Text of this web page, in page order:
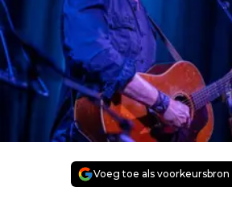
Voeg toe als voorkeursbron